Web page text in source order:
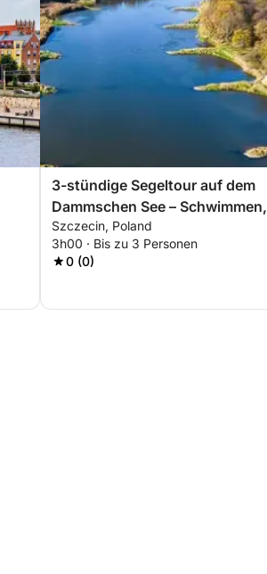
3-stündige Segeltour auf dem
Dammschen See – Schwimmen,
Segeln und Entspannen
Szczecin, Poland
3h00 · Bis zu 3 Personen
0 (0)